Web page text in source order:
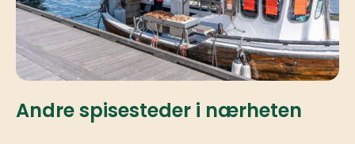
Andre spisesteder i nærheten